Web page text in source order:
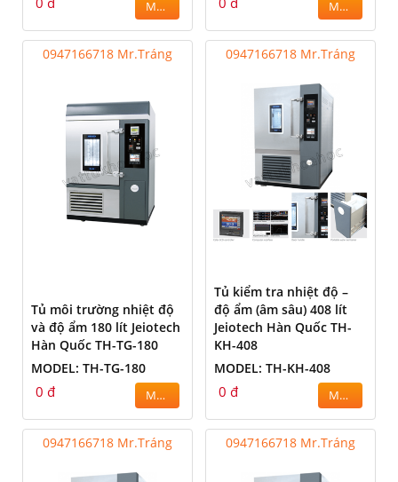
MUA MUA
0947166718 Mr.Tráng
Tủ môi trường nhiệt độ
và độ ẩm 180 lít Jeiotech
Hàn Quốc TH-TG-180
MODEL: TH-TG-180
0 đ MUA
0947166718 Mr.Tráng
Tủ kiểm tra nhiệt độ –
độ ẩm (âm sâu) 408 lít
Jeiotech Hàn Quốc TH-
KH-408
MODEL: TH-KH-408
0 đ MUA
0947166718 Mr.Tráng 0947166718 Mr.Tráng